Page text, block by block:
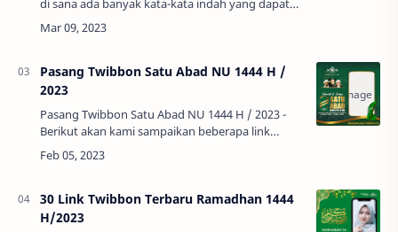
menginspirasi kita selama bulan suci ini.Dalam
artikel ini, kami akan membahas beberapa …
Pasang Twibbon Satu Abad NU 1444 H /
2023
Pasang Twibbon Satu Abad NU 1444 H / 2023 -
Berikut akan kami sampaikan beberapa link
untuk memasang twibbon Harlah 1 Abad NU
Tahun 2023.Berikut link Twibbon 1 Abad NU
30 Link Twibbon Terbaru Ramadhan 1444
H/2023